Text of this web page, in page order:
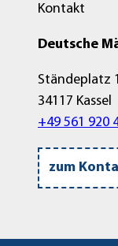
Kontakt
Deutsche
Ständeplatz
34117 Kassel
+49 561 920
zum